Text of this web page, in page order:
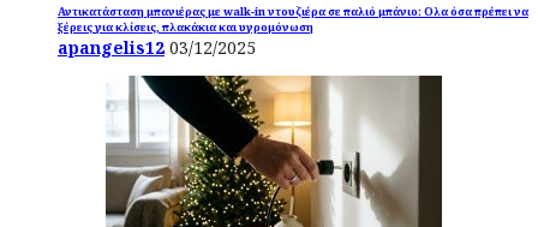
Αντικατάσταση μπανιέρας με walk-in ντουζιέρα σε παλιό μπάνιο: Ολα όσα πρέπει να
ξέρεις για κλίσεις, πλακάκια και υγρομόνωση
apangelis12 03/12/2025